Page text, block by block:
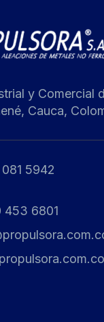
y Comercial
Cauca,
5942
453 6801